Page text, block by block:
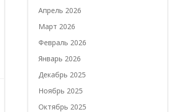
Апрель 2026
Март 2026
Февраль 2026
Январь 2026
Декабрь 2025
Ноябрь 2025
Октябрь 2025